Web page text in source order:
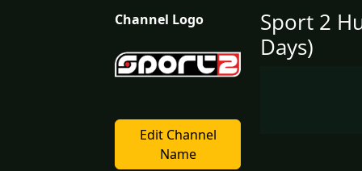
Channel Logo
Edit Channel
Name
Sport 2
Days)